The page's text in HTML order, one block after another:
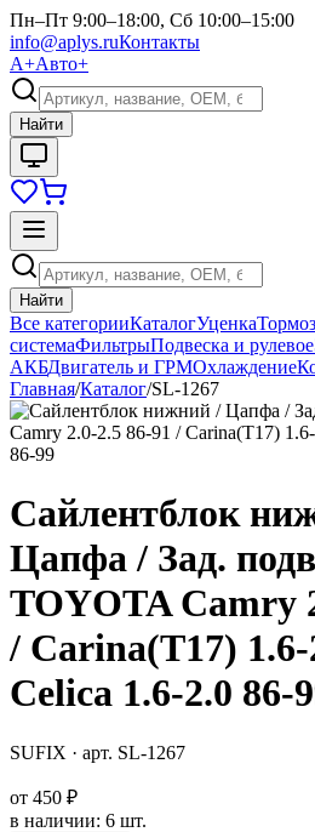
Пн–Пт 9:00–18:00, Сб 10:00–15:00
info@aplys.ruКонтакты
А+Авто+
Найти
Найти
Все категорииКаталогУценка
системаФильтрыПодвеска и рулевое
АКБДвигатель и ГРМОхлаждение
Главная/Каталог/SL-1267
Сайлентблок
Цапфа / Зад.
TOYOTA Camry
/ Carina(T17) 1.6-
Celica 1.6-2.0 86-
SUFIX · арт. SL-1267
от 450 ₽
в наличии: 6 шт.